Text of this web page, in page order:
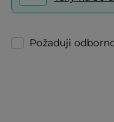
Požaduji